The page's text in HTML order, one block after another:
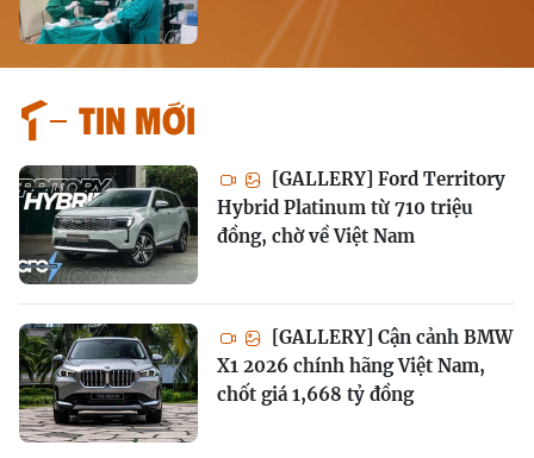
Tin mới
[GALLERY] Ford Territory
Hybrid Platinum từ 710 triệu
đồng, chờ về Việt Nam
[GALLERY] Cận cảnh BMW
X1 2026 chính hãng Việt Nam,
chốt giá 1,668 tỷ đồng